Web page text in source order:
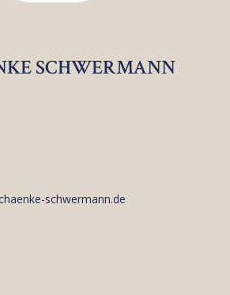
SCHWERMANN
schwermann.de